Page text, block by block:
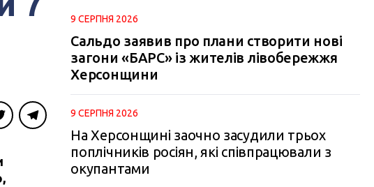
9 СЕРПНЯ 2026
Сальдо заявив про плани створити нові
загони «БАРС» із жителів лівобережжя
Херсонщини
9 СЕРПНЯ 2026
На Херсонщині заочно засудили трьох
поплічників росіян, які співпрацювали з
окупантами